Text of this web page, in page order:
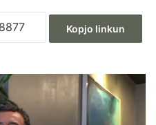
Kopjo linkun